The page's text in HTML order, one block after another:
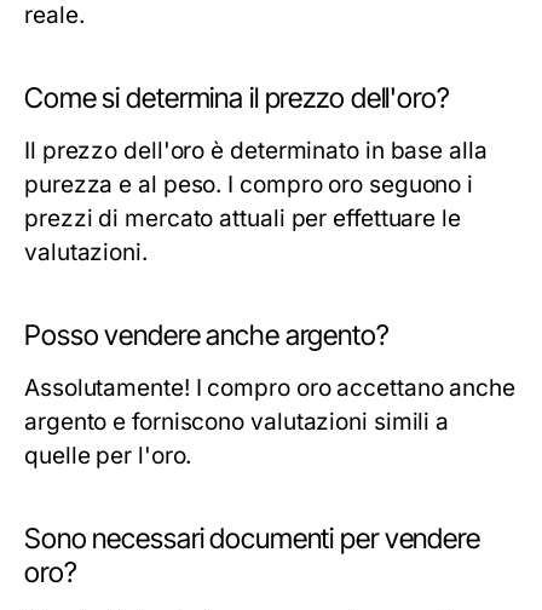
reale.
Come si determina il prezzo dell'oro?
Il prezzo dell'oro è determinato in base alla
purezza e al peso. I compro oro seguono i
prezzi di mercato attuali per effettuare le
valutazioni.
Posso vendere anche argento?
Assolutamente! I compro oro accettano anche
argento e forniscono valutazioni simili a
quelle per l'oro.
Sono necessari documenti per vendere
oro?